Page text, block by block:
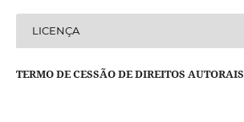
LICENÇA
TERMO DE CESSÃO DE DIREITOS AUTORAIS